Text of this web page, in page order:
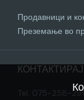
Продавници и
Преземање во
Tel. 075-258-